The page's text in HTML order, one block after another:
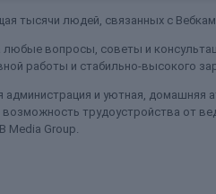
тысячи людей, связанных с Вебкам
вопросы, советы и
работы и стабильно-высокого
и уютная,
трудоустройства от
Media Group.